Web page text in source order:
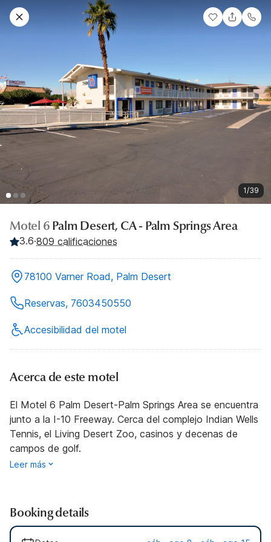
1/39
Motel 6 Palm Desert, CA - Palm Springs Area
3.6·809 calificaciones
78100 Varner Road, Palm Desert
Reservas, 7603450550
Accesibilidad del motel
Acerca de este motel
El Motel 6 Palm Desert-Palm Springs Area se encuentra
junto a la I-10 Freeway. Cerca del complejo Indian Wells
Tennis, el Living Desert Zoo, casinos y decenas de
campos de golf.
Leer más
Booking details